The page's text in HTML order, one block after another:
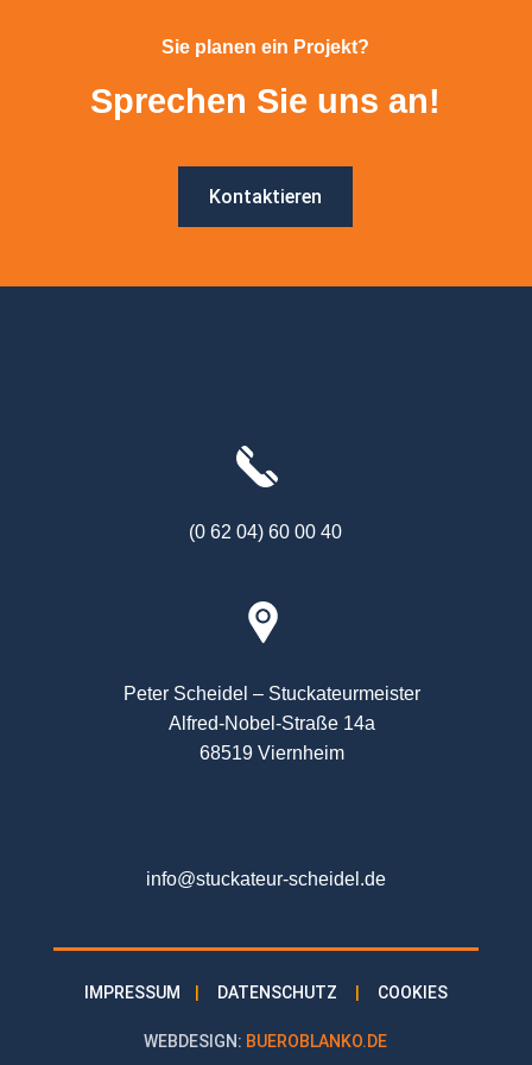
Sie planen ein Projekt?
Sprechen Sie uns an!
Kontaktieren
(0 62 04) 60 00 40
Peter Scheidel – Stuckateurmeister
Alfred-Nobel-Straße 14a
68519 Viernheim
info@stuckateur-scheidel.de
IMPRESSUM DATENSCHUTZ COOKIES
WEBDESIGN: BUEROBLANKO.DE